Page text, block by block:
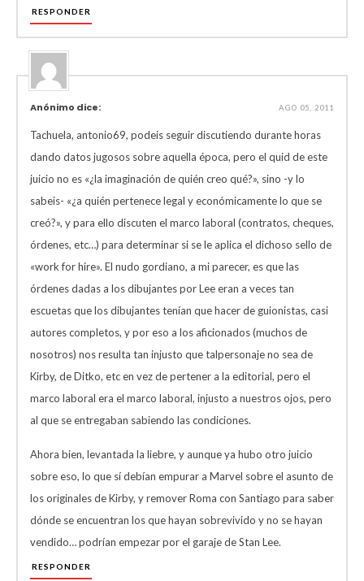
RESPONDER
Anónimo dice: AGO 05, 2011
Tachuela, antonio69, podeis seguir discutiendo durante horas
dando datos jugosos sobre aquella época, pero el quid de este
juicio no es «¿la imaginación de quién creo qué?», sino -y lo
sabeis- «¿a quién pertenece legal y económicamente lo que se
creó?», y para ello discuten el marco laboral (contratos, cheques,
órdenes, etc…) para determinar si se le aplica el dichoso sello de
«work for hire». El nudo gordiano, a mi parecer, es que las
órdenes dadas a los dibujantes por Lee eran a veces tan
escuetas que los dibujantes tenían que hacer de guionistas, casi
autores completos, y por eso a los aficionados (muchos de
nosotros) nos resulta tan injusto que talpersonaje no sea de
Kirby, de Ditko, etc en vez de pertener a la editorial, pero el
marco laboral era el marco laboral, injusto a nuestros ojos, pero
al que se entregaban sabiendo las condiciones.
Ahora bien, levantada la liebre, y aunque ya hubo otro juicio
sobre eso, lo que sí debían empurar a Marvel sobre el asunto de
los originales de Kirby, y remover Roma con Santiago para saber
dónde se encuentran los que hayan sobrevivido y no se hayan
vendido… podrían empezar por el garaje de Stan Lee.
RESPONDER